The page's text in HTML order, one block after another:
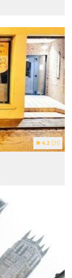
4.2 (31)